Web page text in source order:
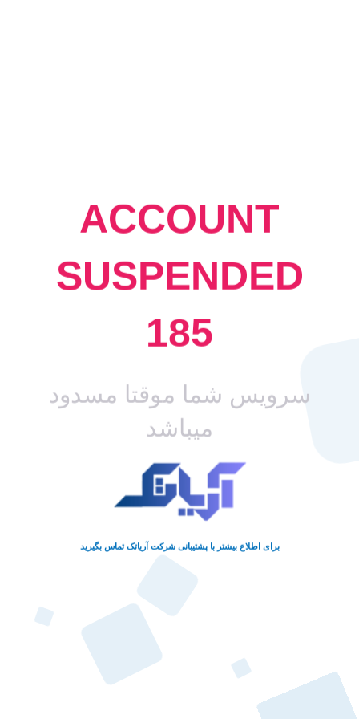
ACCOUNT
SUSPENDED
185
سرویس شما موقتا مسدود
میباشد
برای اطلاع بیشتر با پشتیبانی شرکت آریاتک تماس بگیرید